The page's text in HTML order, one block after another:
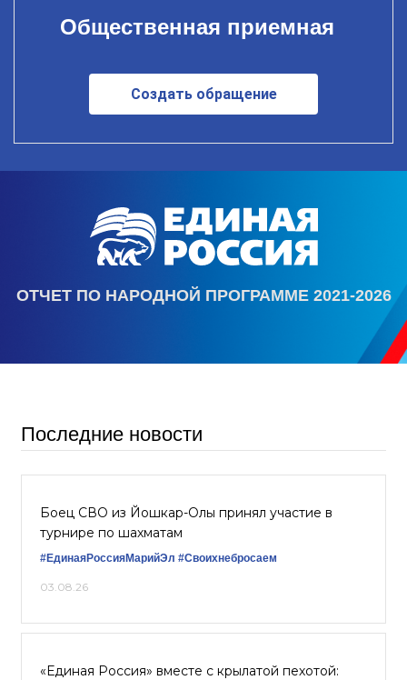
Общественная приемная
Создать обращение
ОТЧЕТ ПО НАРОДНОЙ ПРОГРАММЕ 2021-2026
Последние новости
Боец СВО из Йошкар-Олы принял участие в
турнире по шахматам
#ЕдинаяРоссияМарийЭл #Своихнебросаем
03.08.26
«Единая Россия» вместе с крылатой пехотой: